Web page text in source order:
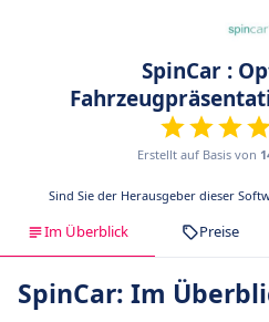
SpinCar :
Erstellt auf Basis von
Sind Sie der Herausgeber dieser
Im Überblick Preise
SpinCar: Im